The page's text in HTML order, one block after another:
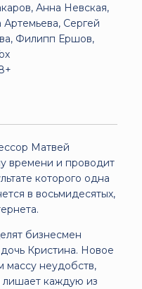
Анна Невская,
Сергей
Филипп Ершов,
Матвей
времени и проводит
которого одна
в восьмидесятых,
бизнесмен
Кристина. Новое
массу неудобств,
лишает каждую из